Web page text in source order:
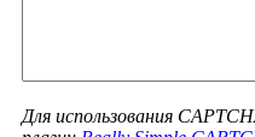
Для использования